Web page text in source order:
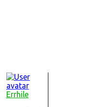
Errhile